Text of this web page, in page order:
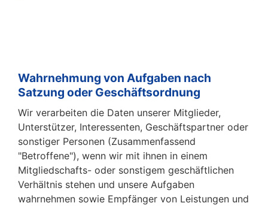
Wahrnehmung von Aufgaben nach
Satzung oder Geschäftsordnung
Wir verarbeiten die Daten unserer Mitglieder,
Unterstützer, Interessenten, Geschäftspartner oder
sonstiger Personen (Zusammenfassend
"Betroffene"), wenn wir mit ihnen in einem
Mitgliedschafts- oder sonstigem geschäftlichen
Verhältnis stehen und unsere Aufgaben
wahrnehmen sowie Empfänger von Leistungen und